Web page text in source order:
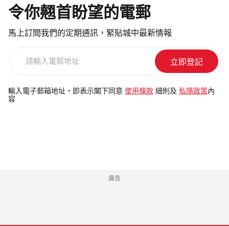
令你翹首盼望的電郵
馬上訂閱我們的定期通訊，緊貼城中最新情報
電
郵
輸入電子郵箱地址，即表示閣下同意 使用條款 細則及 私隱政策 內
容
廣告